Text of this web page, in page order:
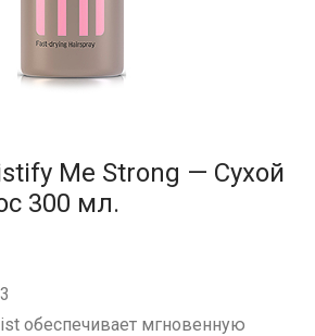
Me Strong — Сухой
300 мл.
обеспечивает мгновенную